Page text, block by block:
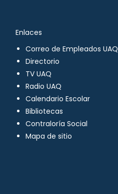
Enlaces
Correo de Empleados UAQ
Directorio
TV UAQ
Radio UAQ
Calendario Escolar
Bibliotecas
Contraloría Social
Mapa de sitio